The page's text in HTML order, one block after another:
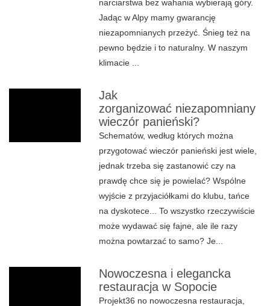
narciarstwa bez wahania wybierają góry.
Jadąc w Alpy mamy gwarancję
niezapomnianych przeżyć. Śnieg też na
pewno będzie i to naturalny. W naszym
klimacie ...
Jak
zorganizować niezapomniany
wieczór panieński?
Schematów, według których można
przygotować wieczór panieński jest wiele,
jednak trzeba się zastanowić czy na
prawdę chce się je powielać? Wspólne
wyjście z przyjaciółkami do klubu, tańce
na dyskotece... To wszystko rzeczywiście
może wydawać się fajne, ale ile razy
można powtarzać to samo? Je...
Nowoczesna i elegancka
restauracja w Sopocie
Projekt36 no nowoczesna restauracja,